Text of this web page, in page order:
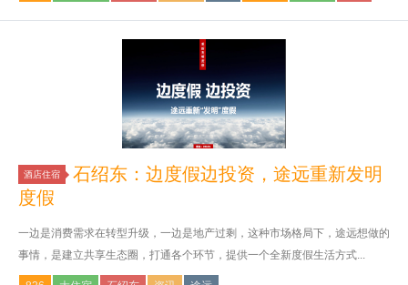
酒店住宿
石绍东：边度假边投资，途远重新发明
度假
一边是消费需求在转型升级，一边是地产过剩，这种市场格局下，途远想做的
事情，是建立共享生态圈，打通各个环节，提供一个全新度假生活方式...